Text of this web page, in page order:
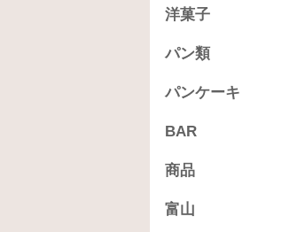
洋菓子
パン類
パンケーキ
BAR
商品
富山